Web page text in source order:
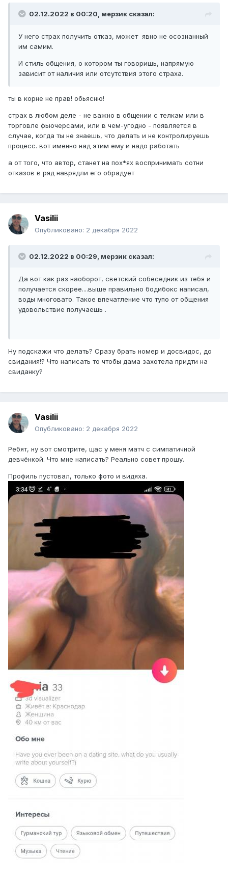
02.12.2022 в 00:20, мерзик сказал:
У него страх получить отказ, может явно не осознанный
им самим.
И стиль общения, о котором ты говоришь, напрямую
зависит от наличия или отсутствия этого страха.
ты в корне не прав! обьясню!
страх в любом деле - не важно в общении с телкам или в
торговле фьючерсами, или в чем-угодно - появляется в
случае, когда ты не знаешь, что делать и не контролируешь
процесс. вот именно над этим ему и надо работать
а от того, что автор, станет на пох*ях воспринимать сотни
отказов в ряд наврядли его обрадует
Vasilii
Опубликовано: 2 декабря 2022
02.12.2022 в 00:29, мерзик сказал:
Да вот как раз наоборот, светский собеседник из тебя и
получается скорее....выше правильно бодибокс написал,
воды многовато. Такое впечатление что тупо от общения
удовольствие получаешь .
Ну подскажи что делать? Сразу брать номер и досвидос, до
свидания!? Что написать то чтобы дама захотела придти на
свиданку?
Vasilii
Опубликовано: 2 декабря 2022
Ребят, ну вот смотрите, щас у меня матч с симпатичной
девчёнкой. Что мне написать? Реально совет прошу.
Профиль пустовал, только фото и видяха.